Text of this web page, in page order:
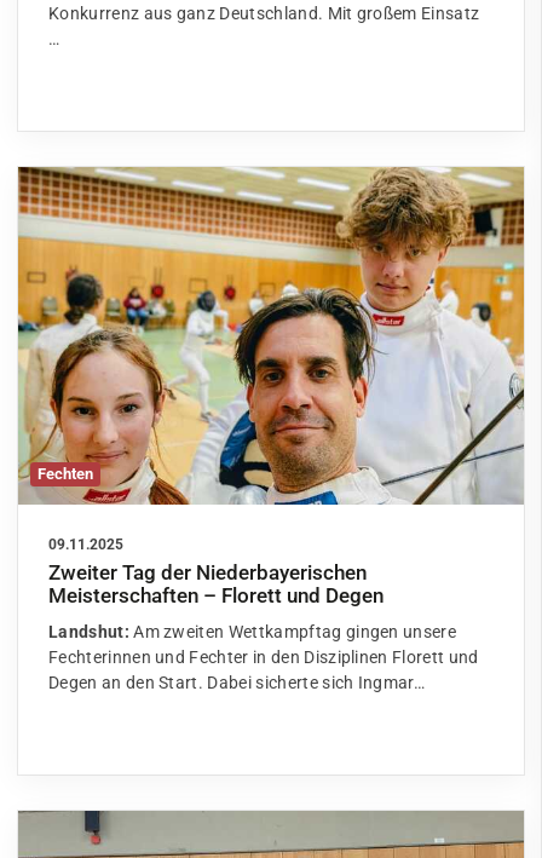
Konkurrenz aus ganz Deutschland. Mit großem Einsatz
…
Fechten
09.11.2025
Zweiter Tag der Niederbayerischen
Meisterschaften – Florett und Degen
Landshut: Am zweiten Wettkampftag gingen unsere
Fechterinnen und Fechter in den Disziplinen Florett und
Degen an den Start. Dabei sicherte sich Ingmar…